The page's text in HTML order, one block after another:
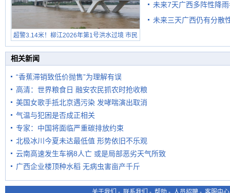
超警3.14米！柳江2026年第1号洪水过境 市民
在堤岸见证汛况
未来7天广西多阵性降
未来三天广西仍有分散
相关新闻
“香蕉滞销致低价抛售”为理解有误
高清：世界粮食日 融安农民抓农时抢收粮
美国女歌手抵北京遇污染 发哮喘演出取消
气温与犯困是否成正相关
专家：中国将面临严重碳排放约束
北极冰川今夏未达最低值 形势依旧不乐观
云南高速发生车祸8人亡 或是局部恶劣天气所致
广西企业楼顶种水稻 无病虫害亩产千斤